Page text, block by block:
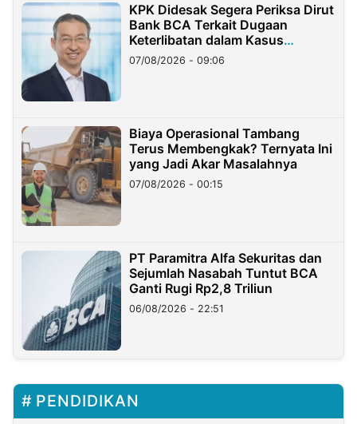
KPK Didesak Segera Periksa Dirut
Bank BCA Terkait Dugaan
Keterlibatan dalam Kasus
Hilangnya Dana Nasabah Rp2,58
Miliar
07/08/2026 - 09:06
Biaya Operasional Tambang
Terus Membengkak? Ternyata Ini
yang Jadi Akar Masalahnya
07/08/2026 - 00:15
PT Paramitra Alfa Sekuritas dan
Sejumlah Nasabah Tuntut BCA
Ganti Rugi Rp2,8 Triliun
06/08/2026 - 22:51
PENDIDIKAN